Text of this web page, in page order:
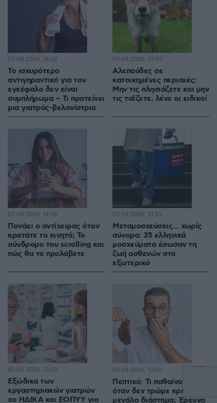
Το ισχυρότερο
αντιγηραντικό για τον
εγκέφαλο δεν είναι
συμπλήρωμα – Τι προτείνει
μια γιατρός-βελονίστρια
05.08.2026, 16:02
Αλεπούδες σε
κατοικημένες περιοχές:
Μην τις πλησιάζετε και μην
τις ταΐζετε, λένε οι ειδικοί
05.08.2026, 15:05
Πονάει ο αντίχειρας όταν
κρατάτε το κινητό; Το
σύνδρομο του scrolling και
πώς θα το προλάβετε
05.08.2026, 14:36
Μεταμοσχεύσεις… χωρίς
σύνορα: 35 ελληνικά
μοσχεύματα έσωσαν τη
ζωή ασθενών στο
εξωτερικό
05.08.2026, 13:55
Εξώδικα των
εργαστηριακών γιατρών
σε ΗΔΙΚΑ και ΕΟΠΥΥ για
05.08.2026, 13:20
Πεπτικό: Τι παθαίνουμε
όταν δεν τρώμε κρέας για
μεγάλο διάστημα; Έρευνα
05.08.2026, 12:50